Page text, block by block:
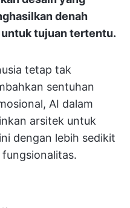
denah
tujuan tertentu.
tetap tak
sentuhan
AI dalam
arsitek untuk
dengan lebih sedikit